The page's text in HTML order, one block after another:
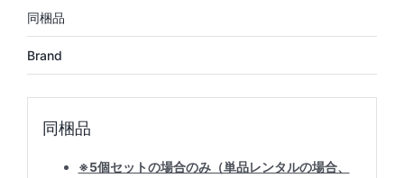
Brand
※5個セットの場合のみ（単品レンタルの場合、